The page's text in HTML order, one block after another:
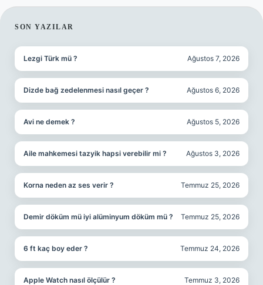
SIDEBAR
SON YAZILAR
Lezgi Türk mü ? Ağustos 7, 2026
Dizde bağ zedelenmesi nasıl geçer ? Ağustos 6, 2026
Avi ne demek ? Ağustos 5, 2026
Aile mahkemesi tazyik hapsi verebilir mi ? Ağustos 3, 2026
Korna neden az ses verir ? Temmuz 25, 2026
Demir döküm mü iyi alüminyum döküm mü ? Temmuz 25, 2026
6 ft kaç boy eder ? Temmuz 24, 2026
Apple Watch nasıl ölçülür ? Temmuz 3, 2026